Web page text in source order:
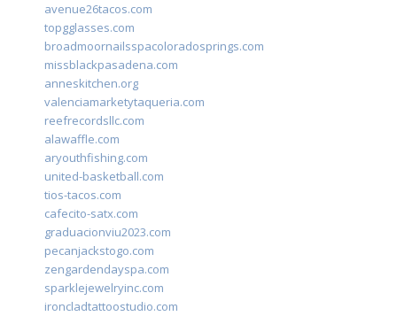
avenue26tacos.com
topgglasses.com
broadmoornailsspacoloradosprings.com
missblackpasadena.com
anneskitchen.org
valenciamarketytaqueria.com
reefrecordsllc.com
alawaffle.com
aryouthfishing.com
united-basketball.com
tios-tacos.com
cafecito-satx.com
graduacionviu2023.com
pecanjackstogo.com
zengardendayspa.com
sparklejewelryinc.com
ironcladtattoostudio.com